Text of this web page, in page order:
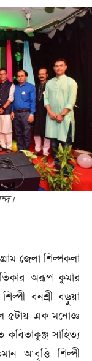
জেলা শিল্পকলা
অরূপ কুমার
বনশ্রী বড়ুয়া
৫টায় এক মনোজ্ঞ
কবিতাকুঞ্জ সাহিত্য
আবৃত্তি শিল্পী